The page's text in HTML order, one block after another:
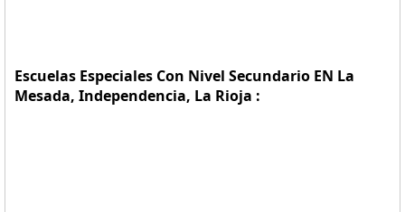
Escuelas Especiales Con Nivel Secundario EN La
Mesada, Independencia, La Rioja :